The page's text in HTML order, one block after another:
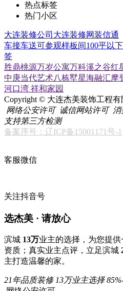
热点标签
热门小区
大连装修公司 大连装修网装信通
车接车送可参观样板间100平以下
签
胜鼎桃源万岁公寓万科溪之谷红
中庚当代艺术八栋墅星海融汇摩
河口湾 祥和家园
Copyright © 大连杰美装饰工程
网络公安许可 诚信网站许可
支持第三方检测
备案序号：辽ICP备15001171号-1
客服微信
关注抖音号
选杰美 · 请放心
滨城 13万业主的选择，为您提
资质；真实业主点评，立足滨城
主打造温馨的家。
21年品质装修 13万业主选择